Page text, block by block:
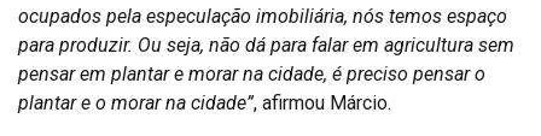
ocupados pela especulação imobiliária, nós temos espaço
para produzir. Ou seja, não dá para falar em agricultura sem
pensar em plantar e morarna cidade, é preciso pensar o
plantar e o morar na cidade”, afirmou Márcio.